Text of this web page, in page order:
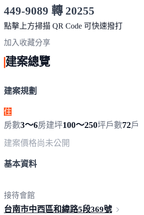
449-9089 轉 20255
服務時間 10:00～19:00
點擊上方掃描 QR Code 可快速撥打
加入收藏分享
建案總覽
建案規劃
住
房數3～6房建坪100～250坪戶數72戶
建案價格尚未公開
基本資料
接待會館
台南市中西區和緯路5段369號